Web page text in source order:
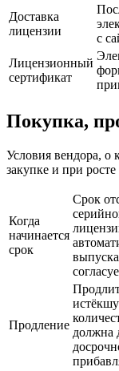
Доставка
лицензии
с
Лицензионный
сертификат
Покупка,
Условия вендора, о
закупке и при
Когда
начинается
срок
Срок
Продление
должна